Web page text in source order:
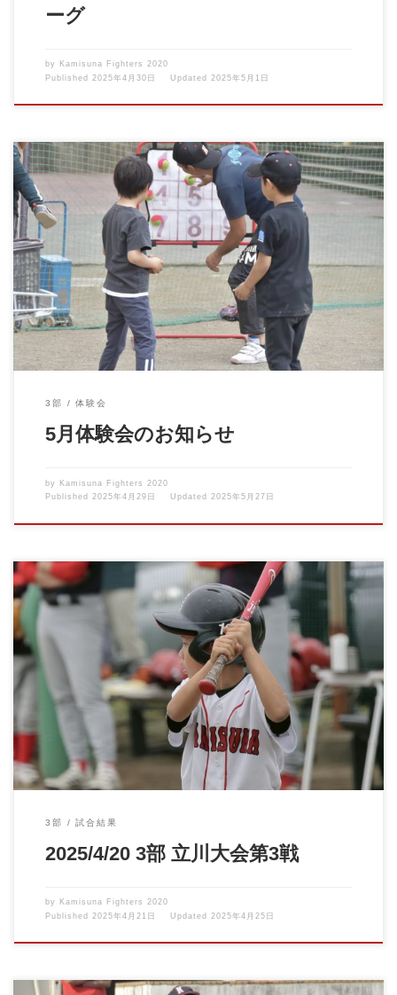
ーグ
by Kamisuna Fighters 2020
Published 2025年4月30日 Updated 2025年5月1日
5月の体験会のお知らせです。 事前の申し込みは不要です。 興味
のある方は、直接お […]
3部 体験会
5月体験会のお知らせ
by Kamisuna Fighters 2020
Published 2025年4月29日 Updated 2025年5月27日
立川大会第3戦が行われました。 試合はシーソーゲームでとても
見応えがあり、 試合 […]
3部 試合結果
2025/4/20 3部 立川大会第3戦
by Kamisuna Fighters 2020
Published
2025年4月21日 Updated 2025年4月25日